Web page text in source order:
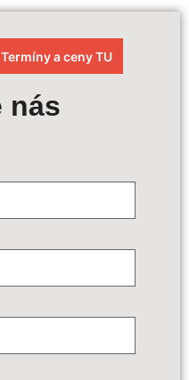
Termíny a ceny TU
nás
pre osoby do 2
pobytovej taxy